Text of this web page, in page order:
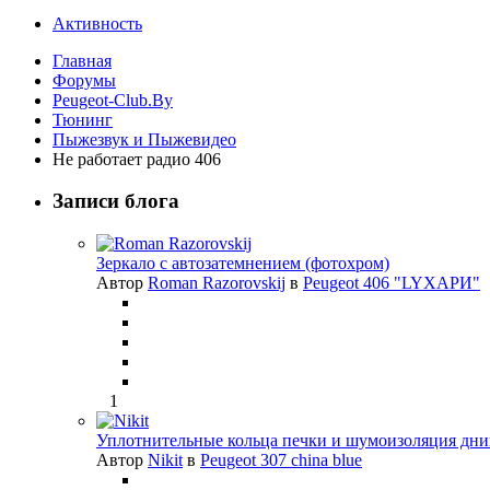
Активность
Главная
Форумы
Peugeot-Club.By
Тюнинг
Пыжезвук и Пыжевидео
Не работает радио 406
Записи блога
Зеркало с автозатемнением (фотохром)
Автор Roman Razorovskij в Peugeot 406 "LYХАРИ"
1
Уплотнительные кольца печки и шумоизоляция
Автор Nikit в Peugeot 307 china blue